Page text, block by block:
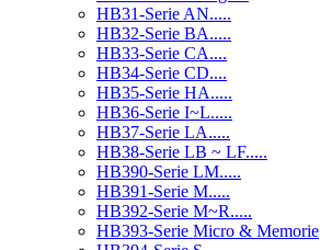
HB31-Serie AN.....
HB32-Serie BA.....
HB33-Serie CA....
HB34-Serie CD....
HB35-Serie HA.....
HB36-Serie I~L.....
HB37-Serie LA.....
HB38-Serie LB ~ LF.....
HB390-Serie LM.....
HB391-Serie M.....
HB392-Serie M~R.....
HB393-Serie Micro & Memorie